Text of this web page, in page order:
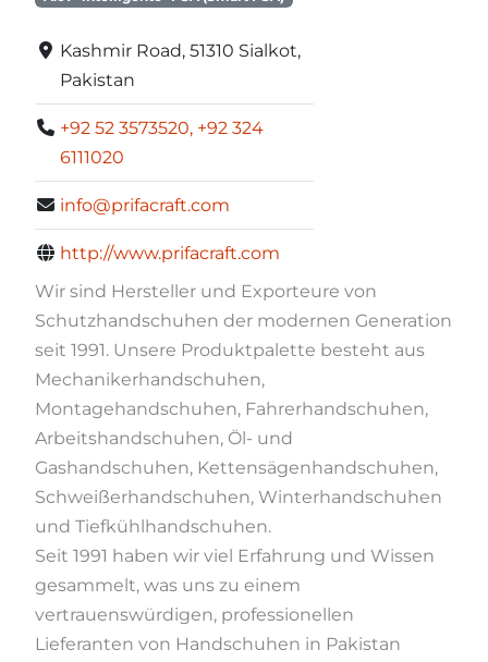
Kashmir Road, 51310 Sialkot,
Pakistan
+92 52 3573520, +92 324
6111020
info@prifacraft.com
http://www.prifacraft.com
Wir sind Hersteller und Exporteure von
Schutzhandschuhen der modernen Generation
seit 1991. Unsere Produktpalette besteht aus
Mechanikerhandschuhen,
Montagehandschuhen, Fahrerhandschuhen,
Arbeitshandschuhen, Öl- und
Gashandschuhen, Kettensägenhandschuhen,
Schweißerhandschuhen, Winterhandschuhen
und Tiefkühlhandschuhen.
Seit 1991 haben wir viel Erfahrung und Wissen
gesammelt, was uns zu einem
vertrauenswürdigen, professionellen
Lieferanten von Handschuhen in Pakistan